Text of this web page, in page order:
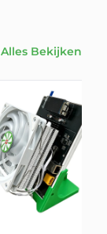
Alles Bekijken